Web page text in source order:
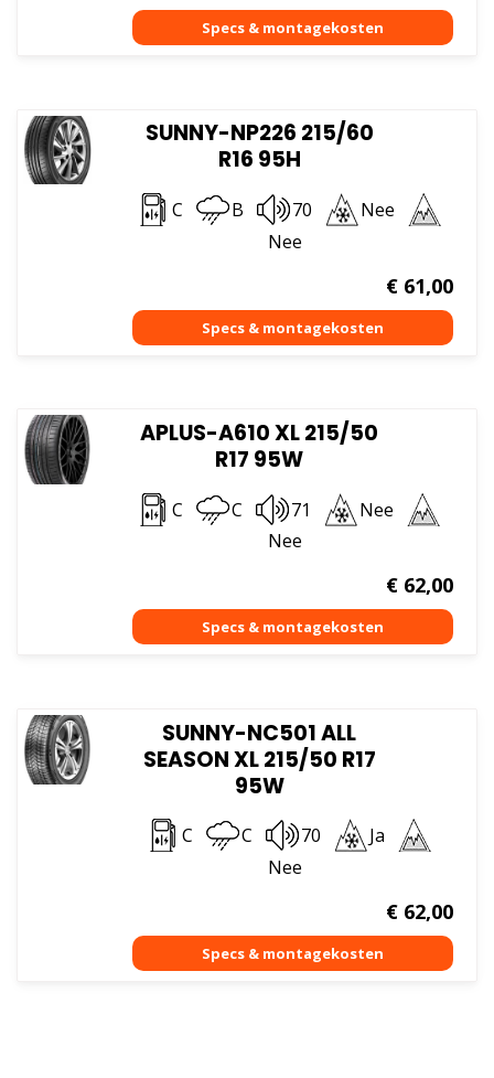
SUNNY-NP226 215/60
R16 95H
C B 70
Nee
Nee
€61,00
APLUS-A610 XL 215/50
R17 95W
C C 71
Nee
Nee
€62,00
SUNNY-NC501 ALL
SEASON XL 215/50 R17
95W
C C 70
Ja
Nee
€62,00